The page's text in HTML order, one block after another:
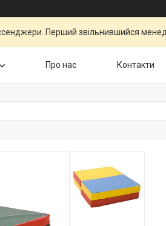
Перший звільнившийся
Про нас Контакти